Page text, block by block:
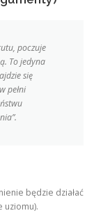
poczuje
To jedyna
się
pełni
będzie działać
uziomu).